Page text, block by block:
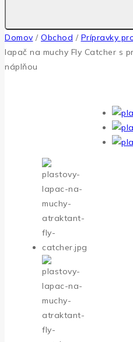
Domov / Obchod / Prípravky
lapač na muchy Fly Catcher s
náplňou